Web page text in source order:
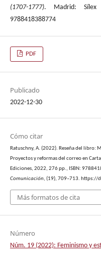
(1707-1777). Madrid: Sílex
9788418388774
PDF
Publicado
2022-12-30
Cómo citar
Ratuschny, A. (2022). Reseña del libro:
Proyectos y reformas del correo en
Ediciones, 2022, 276 pp., ISBN:
Comunicación, (19), 709–713.
Más formatos de cita
Número
Núm. 19 (2022): Feminismo y